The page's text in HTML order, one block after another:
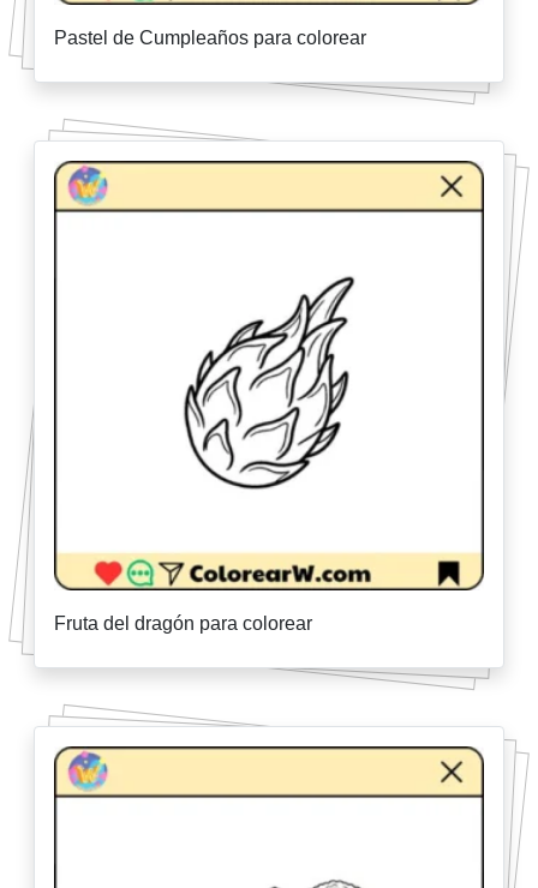
Pastel de Cumpleaños para colorear
Fruta del dragón para colorear